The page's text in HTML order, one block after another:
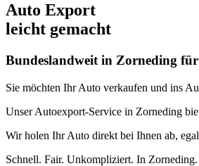
Auto Export
leicht gemacht
Bundeslandweit in Zorneding
Sie möchten Ihr Auto verkaufen und ins
Unser Autoexport-Service in Zorneding
Wir holen Ihr Auto direkt bei Ihnen ab,
Schnell. Fair. Unkompliziert. In Zorneding.